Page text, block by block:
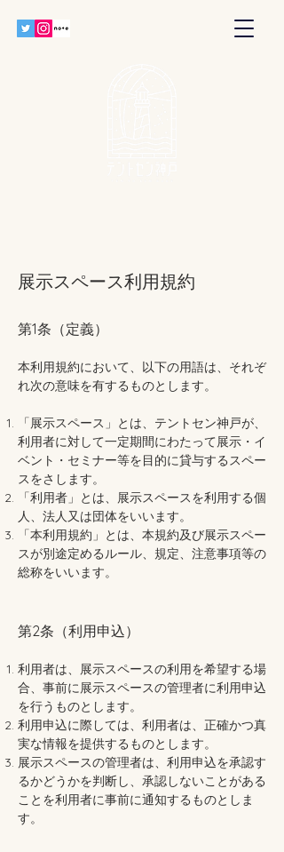
展示スペース利用規約
第1条（定義）
本利用規約において、以下の用語は、それぞ
れ次の意味を有するものとします。
「展示スペース」とは、テントセン神戸が、
利用者に対して一定期間にわたって展示・イ
ベント・セミナー等を目的に貸与するスペー
スをさします。
「利用者」とは、展示スペースを利用する個
人、法人又は団体をいいます。
「本利用規約」とは、本規約及び展示スペー
スが別途定めるルール、規定、注意事項等の
総称をいいます。
第2条（利用申込）
利用者は、展示スペースの利用を希望する場
合、事前に展示スペースの管理者に利用申込
を行うものとします。
利用申込に際しては、利用者は、正確かつ真
実な情報を提供するものとします。
展示スペースの管理者は、利用申込を承認す
るかどうかを判断し、承認しないことがある
ことを利用者に事前に通知するものとしま
す。